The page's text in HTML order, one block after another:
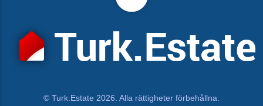
© Turk.Estate 2026. Alla rättigheter förbehållna.